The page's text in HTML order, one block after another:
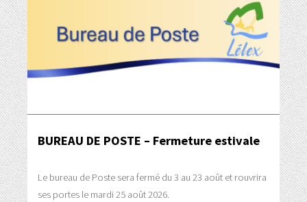
BUREAU DE POSTE – Fermeture estivale
Le bureau de Poste sera fermé du 3 au 23 août et rouvrira
ses portes le mardi 25 août 2026.